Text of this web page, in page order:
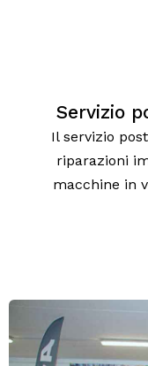
Servizio
Il servizio
riparazioni
macchine in